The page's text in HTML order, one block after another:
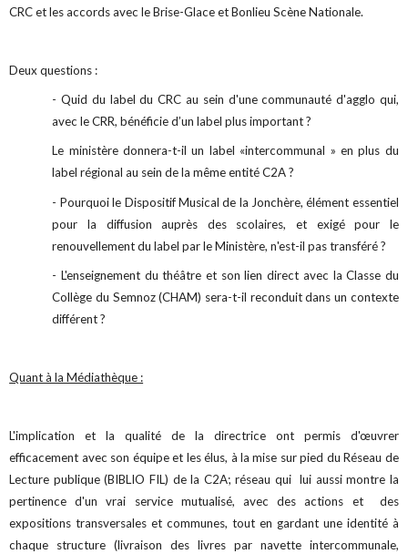
CRC et les accords avec le Brise-Glace et Bonlieu Scène Nationale.
Deux questions :
- Quid du label du CRC au sein d'une communauté d'agglo qui,
avec le CRR, bénéficie d’un label plus important ?
Le ministère donnera-t-il un label «intercommunal » en plus du
label régional au sein de la même entité C2A ?
- Pourquoi le Dispositif Musical de la Jonchère, élément essentiel
pour la diffusion auprès des scolaires, et exigé pour le
renouvellement du label par le Ministère, n'est-il pas transféré ?
- L'enseignement du théâtre et son lien direct avec la Classe du
Collège du Semnoz (CHAM) sera-t-il reconduit dans un contexte
différent ?
Quant à la Médiathèque :
L'implication et la qualité de la directrice ont permis d'œuvrer
efficacement avec son équipe et les élus, à la mise sur pied du Réseau de
Lecture publique (BIBLIO FIL) de la C2A; réseau qui lui aussi montre la
pertinence d'un vrai service mutualisé, avec des actions et des
expositions transversales et communes, tout en gardant une identité à
chaque structure (livraison des livres par navette intercommunale,